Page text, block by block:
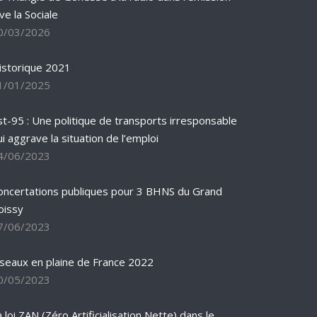
la Sociale
03/2026
2021
01/2025
95 : Une politique de transports irresponsable
aggrave la situation de l’emploi
06/2023
publiques pour 3 BHNS du Grand
06/2023
en plaine de France 2022
05/2023